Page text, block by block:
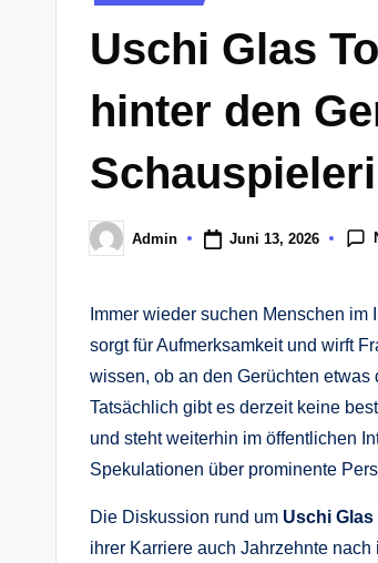
Uschi Glas
hinter den
PostedAdmin Juni 13, 2026
Immer wieder suchen Menschen im
sorgt für Aufmerksamkeit und wirft
wissen, ob an den Gerüchten
Tatsächlich gibt es derzeit keine
und steht weiterhin im öffentlichen
Spekulationen über prominente
Die Diskussion rund um Uschi
ihrer Karriere auch Jahrzehnte